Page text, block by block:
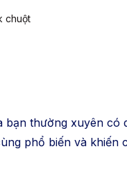
chuột
thường xuyên có
phổ biến và khiến